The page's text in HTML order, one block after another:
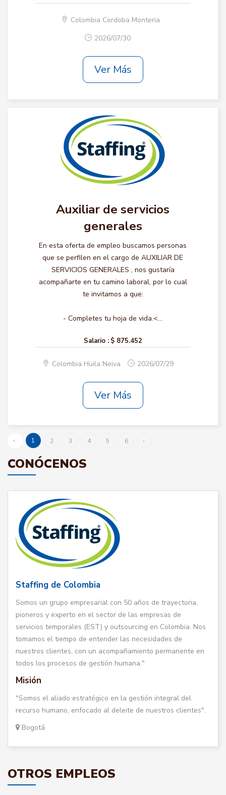
Colombia Cordoba Monteria
2026/07/30
Ver Más
Auxiliar de servicios
generales
En esta oferta de empleo buscamos personas
que se perfilen en el cargo de AUXILIAR DE
SERVICIOS GENERALES , nos gustaría
acompañarte en tu camino laboral, por lo cual
te invitamos a que:
- Completes tu hoja de vida.<...
Salario : $ 875.452
Colombia Huila Neiva 2026/07/29
Ver Más
‹ 1 2 3 4 5 6 ›
CONÓCENOS
Staffing de Colombia
Somos un grupo empresarial con 50 años de trayectoria,
pioneros y experto en el sector de las empresas de
servicios temporales (EST) y outsourcing en Colombia. Nos
tomamos el tiempo de entender las necesidades de
nuestros clientes, con un acompañamiento permanente en
todos los procesos de gestión humana."
Misión
"Somos el aliado estratégico en la gestión integral del
recurso humano, enfocado al deleite de nuestros clientes".
Bogotá
OTROS EMPLEOS